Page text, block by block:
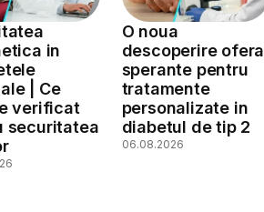
in
| Ce
verificat
securitatea
O noua
descoperire ofera
sperante pentru
tratamente
personalizate in
diabetul de tip 2
06.08.2026